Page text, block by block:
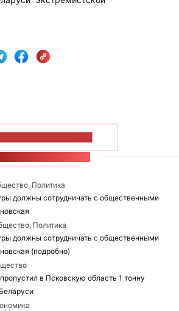
Политика
должны сотрудничать с общественными
Политика
должны сотрудничать с общественными
(подробно)
в Псковскую область 1 тонну